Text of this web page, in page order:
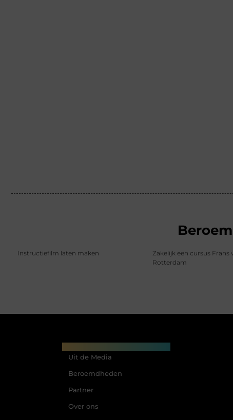
Instructiefilm laten maken
Zakelijk een cursus Frans
Rotterdam
Uit de Media
Beroemdheden
Partner
Over ons